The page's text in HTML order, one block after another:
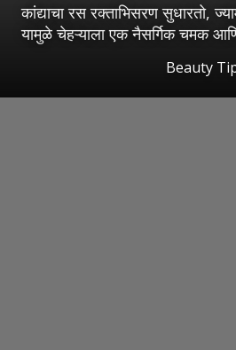
कांद्याचा रस रक्ताभिसरण सुधारतो,
यामुळे चेहऱ्याला एक नैसर्गिक चमक
Beauty